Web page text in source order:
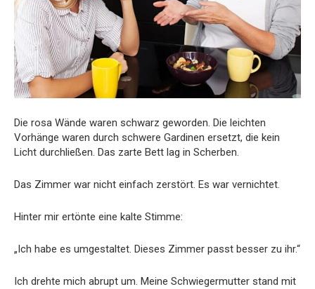
Die rosa Wände waren schwarz geworden. Die leichten
Vorhänge waren durch schwere Gardinen ersetzt, die kein
Licht durchließen. Das zarte Bett lag in Scherben.
Das Zimmer war nicht einfach zerstört. Es war vernichtet.
Hinter mir ertönte eine kalte Stimme:
„Ich habe es umgestaltet. Dieses Zimmer passt besser zu ihr.“
Ich drehte mich abrupt um. Meine Schwiegermutter stand mit